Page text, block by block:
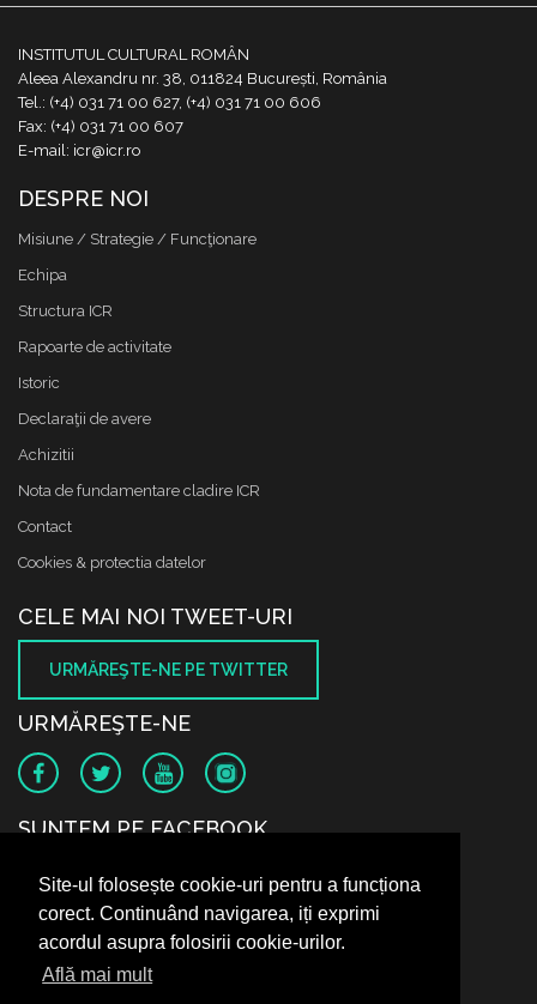
Site-ul folosește cookie-uri pentru a funcționa
corect. Continuând navigarea, iți exprimi
acordul asupra folosirii cookie-urilor.
Află mai mult
INSTITUTUL CULTURAL ROMÂN
Aleea Alexandru nr. 38, 011824 București, România
Tel.: (+4) 031 71 00 627, (+4) 031 71 00 606
Fax: (+4) 031 71 00 607
E-mail: icr@icr.ro
DESPRE NOI
Misiune / Strategie / Funcţionare
Echipa
Structura ICR
Rapoarte de activitate
Istoric
Declaraţii de avere
Achizitii
Nota de fundamentare cladire ICR
Contact
Cookies & protectia datelor
CELE MAI NOI TWEET-URI
URMĂREŞTE-NE PE TWITTER
URMĂREŞTE-NE
SUNTEM PE FACEBOOK